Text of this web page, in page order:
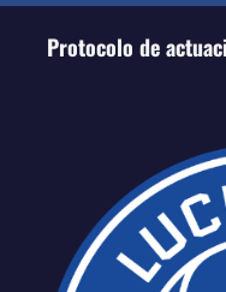
Protocolo de